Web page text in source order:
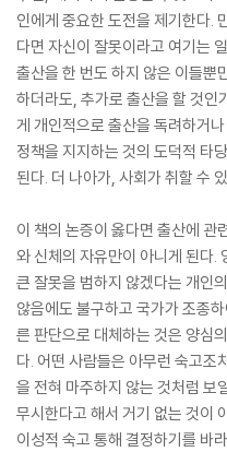
인에게 중요한 도전을 제기한다.
다면 자신이 잘못이라고 여기는
출산을 한 번도 하지 않은 이들뿐
하더라도, 추가로 출산을 할 것인
게 개인적으로 출산을 독려하거
정책을 지지하는 것의 도덕적 타
된다. 더 나아가, 사회가 취할 수
이 책의 논증이 옳다면 출산에 관
와 신체의 자유만이 아니게 된다.
큰 잘못을 범하지 않겠다는 개인
않음에도 불구하고 국가가 조종
른 판단으로 대체하는 것은 양심
다. 어떤 사람들은 아무런 숙고조
을 전혀 마주하지 않는 것처럼 보
무시한다고 해서 거기 없는 것이
이성적 숙고 통해 결정하기를 바